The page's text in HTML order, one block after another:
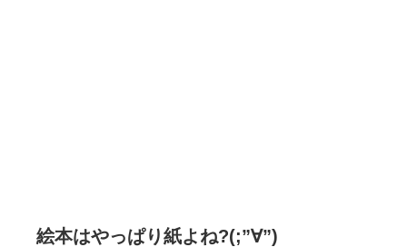
絵本はやっぱり紙よね?(;”∀”)